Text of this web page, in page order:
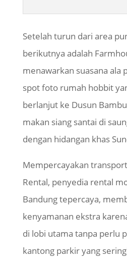
Setelah turun dari area
berikutnya adalah
menawarkan suasana ala
spot foto rumah hobbit
berlanjut ke Dusun
makan siang santai di
dengan hidangan khas
Mempercayakan
Rental, penyedia rental
Bandungtepercaya,
kenyamanan ekstra
di lobi utama tanpa perlu
kantong parkir yang